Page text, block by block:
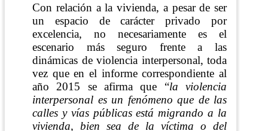
Con relación a la vivienda, a pesar de ser
un espacio de carácter privado por
excelencia, no necesariamente es el
escenario más seguro frente a las
dinámicas de violencia interpersonal, toda
vez que en el informe correspondiente al
año 2015 se afirma que “la violencia
interpersonal es un fenómeno que de las
calles y vías públicas está migrando a la
vivienda, bien sea de la víctima o del